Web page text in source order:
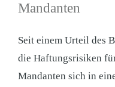
Mandanten
Seit einem Urteil des
die Haftungsrisiken
Mandanten sich in